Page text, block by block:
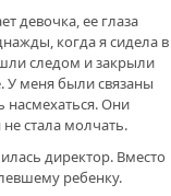
девочка, ее глаза
когда я сидела в
следом и закрыли
У меня были связаны
насмехаться. Они
стала молчать.
директор. Вместо
ребенку.